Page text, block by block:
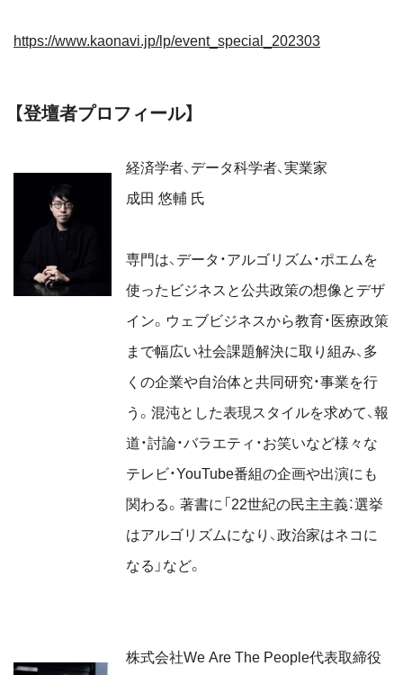
https://www.kaonavi.jp/lp/event_special_202303
【登壇者プロフィール】
経済学者、データ科学者、実業家
成田 悠輔 氏
専門は、データ・アルゴリズム・ポエムを
使ったビジネスと公共政策の想像とデザ
イン。ウェブビジネスから教育・医療政策
まで幅広い社会課題解決に取り組み、多
くの企業や自治体と共同研究・事業を行
う。混沌とした表現スタイルを求めて、報
道・討論・バラエティ・お笑いなど様々な
テレビ・YouTube番組の企画や出演にも
関わる。著書に「22世紀の民主主義：選挙
はアルゴリズムになり、政治家はネコに
なる」など。
株式会社We Are The People代表取締役